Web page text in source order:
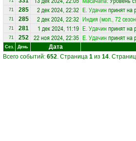
71 285 2 дек 2024, 22:32 Е. Удачинпринят на
71 285 2 дек 2024, 22:32 Индия (мол., 72
71 281 1 дек 2024, 11:19 Е. Удачинпринят на
71 252 22 ноя 2024, 22:35 Е. Удачинпринят на
Сез. День
Дата
Всего событий: 652. Страница 1 из 14.